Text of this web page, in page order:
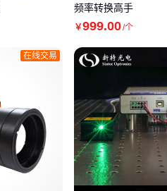
频率转换高手
￥999.00/个
在线交易